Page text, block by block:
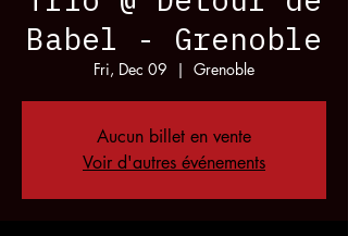
Babel - Grenoble
Fri, Dec 09
  |
Grenoble
Aucun billet en vente
Voir d'autres événements